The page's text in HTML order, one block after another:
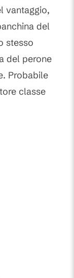
vantaggio,
del
stesso
del perone
Probabile
classe